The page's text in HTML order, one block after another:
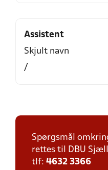
Assistent
Skjult navn
/
Spørgsmål
rettes til DBU
tlf: 4632 3366